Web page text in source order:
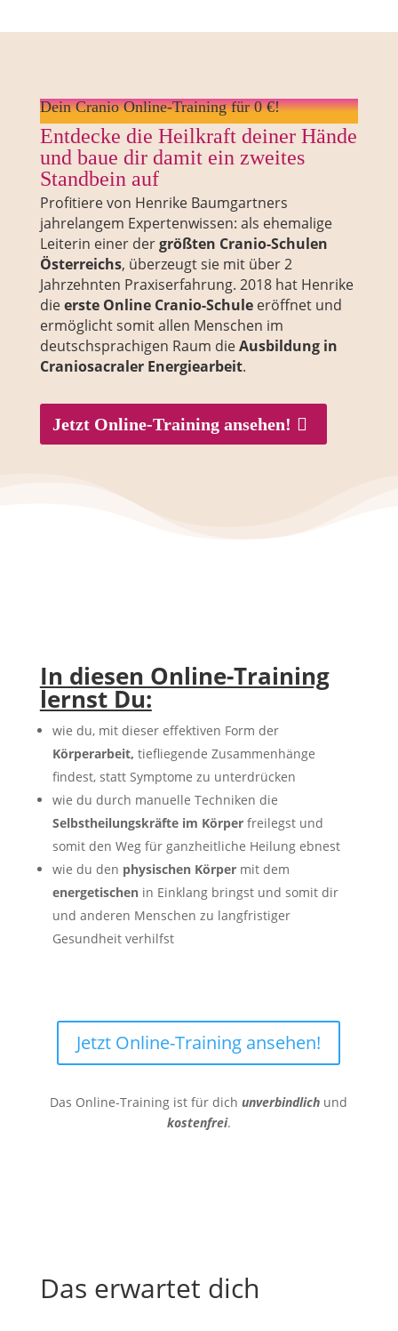
Dein Cranio Online-Training für 0 €!
Entdecke die Heilkraft deiner Hände
und baue dir damit ein zweites
Standbein auf
Profitiere von Henrike Baumgartners
jahrelangem Expertenwissen: als ehemalige
Leiterin einer dergrößten Cranio-Schulen
Österreichs, überzeugt sie mit über 2
Jahrzehnten Praxiserfahrung. 2018 hat Henrike
dieerste Online Cranio-Schuleeröffnet und
ermöglicht somit allen Menschen im
deutschsprachigen Raum dieAusbildung in
Craniosacraler Energiearbeit.
Jetzt Online-Training ansehen!
In diesen Online-Training
lernst Du:
wie du, mit dieser effektiven Form der
Körperarbeit, tiefliegende Zusammenhänge
findest, statt Symptome zu unterdrücken
wie du durch manuelle Techniken die
Selbstheilungskräfte im Körperfreilegst und
somit den Weg für ganzheitliche Heilung ebnest
wie du den physischen Körpermit dem
energetischenin Einklang bringst und somit dir
und anderen Menschen zu langfristiger
Gesundheit verhilfst
Jetzt Online-Training ansehen!
Das Online-Training ist für dichunverbindlich und
kostenfrei.
Das erwartet dich